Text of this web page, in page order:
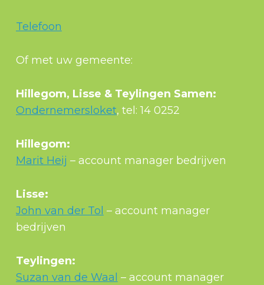
Telefoon
Of met uw gemeente:
Hillegom, Lisse & Teylingen Samen:
Ondernemersloket, tel: 14 0252
Hillegom:
Marit Heij – account manager bedrijven
Lisse:
John van der Tol – account manager
bedrijven
Teylingen:
Suzan van de Waal – account manager